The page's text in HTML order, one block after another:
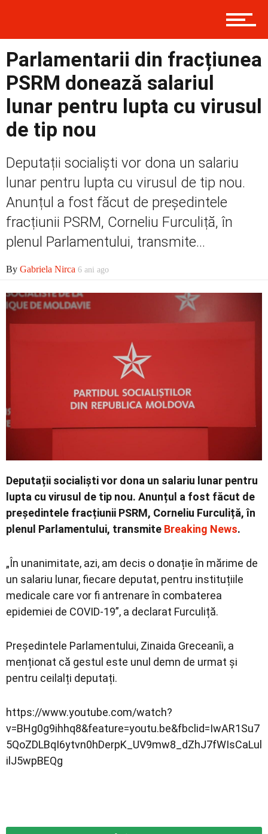
Prima
Social
Economic
Parlamentarii din fracțiunea
PSRM donează salariul
lunar pentru lupta cu virusul
de tip nou
Deputații socialiști vor dona un salariu
lunar pentru lupta cu virusul de tip nou.
Anunțul a fost făcut de președintele
fracțiunii PSRM, Corneliu Furculiță, în
plenul Parlamentului, transmite...
By Gabriela Nirca 6 ani ago
Deputații socialiști vor dona un salariu lunar pentru
lupta cu virusul de tip nou. Anunțul a fost făcut de
președintele fracțiunii PSRM, Corneliu Furculiță, în
plenul Parlamentului, transmite Breaking News.
„În unanimitate, azi, am decis o donație în mărime de
un salariu lunar, fiecare deputat, pentru instituțiile
medicale care vor fi antrenare în combaterea
epidemiei de COVID-19”, a declarat Furculiță.
Președintele Parlamentului, Zinaida Greceanîi, a
menționat că gestul este unul demn de urmat și
pentru ceilalți deputați.
https://www.youtube.com/watch?
v=BHg0g9ihhq8&feature=youtu.be&fbclid=IwAR1Su7
5QoZDLBqI6ytvn0hDerpK_UV9mw8_dZhJ7fWIsCaLul
ilJ5wpBEQg